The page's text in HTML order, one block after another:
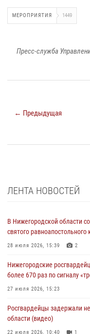
МЕРОПРИЯТИЯ 1449
Пресс-служба
← Предыдущая
ЛЕНТА НОВОСТЕЙ
В Нижегородской области
святого
28 июля 2026, 15:39 2
Нижегородские
более 670 раз по сигналу
27 июля 2026, 15:23
Росгвардейцы задержали
области (видео)
22 июля 2026, 10:40 1